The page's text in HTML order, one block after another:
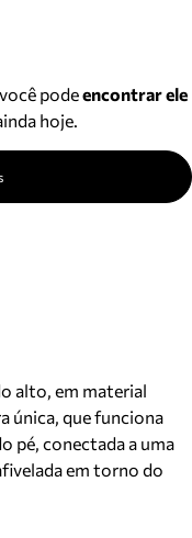
podeencontrar ele
hoje.
alto, em material
única, que funciona
pé, conectada a uma
em torno do